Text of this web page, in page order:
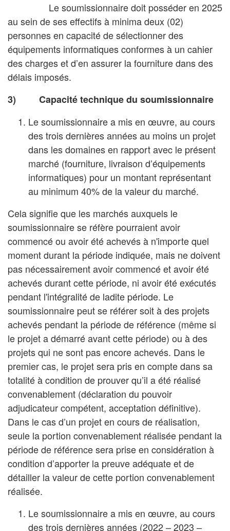
Le soumissionnaire doit posséder en 2025
au sein de ses effectifs à minima deux (02)
personnes en capacité de sélectionner des
équipements informatiques conformes à un cahier
des charges et d’en assurer la fourniture dans des
délais imposés.
3) Capacité technique du soumissionnaire
Le soumissionnaire a mis en œuvre, au cours
des trois dernières années au moins un projet
dans les domaines en rapport avec le présent
marché (fourniture, livraison d’équipements
informatiques) pour un montant représentant
au minimum 40% de la valeur du marché.
Cela signifie que les marchés auxquels le
soumissionnaire se réfère pourraient avoir
commencé ou avoir été achevés à n'importe quel
moment durant la période indiquée, mais ne doivent
pas nécessairement avoir commencé et avoir été
achevés durant cette période, ni avoir été exécutés
pendant l'intégralité de ladite période. Le
soumissionnaire peut se référer soit à des projets
achevés pendant la période de référence (même si
le projet a démarré avant cette période) ou à des
projets qui ne sont pas encore achevés. Dans le
premier cas, le projet sera pris en compte dans sa
totalité à condition de prouver qu’il a été réalisé
convenablement (déclaration du pouvoir
adjudicateur compétent, acceptation définitive).
Dans le cas d’un projet en cours de réalisation,
seule la portion convenablement réalisée pendant la
période de référence sera prise en considération à
condition d’apporter la preuve adéquate et de
détailler la valeur de cette portion convenablement
réalisée.
Le soumissionnaire a mis en œuvre, au cours
des trois dernières années (2022 – 2023 –